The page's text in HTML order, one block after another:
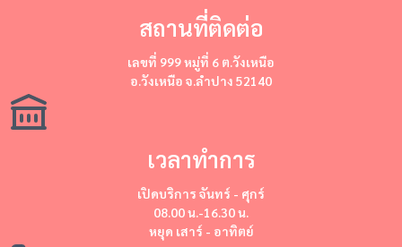
สถานที่ติดต่อ
​​เลขที่ 999 หมู่ที่ 6 ต.วังเหนือ
อ.วังเหนือ จ.ลำปาง 52140
เวลาทำการ
เปิดบริการ จันทร์ - ศุกร์
08.00 น.-16.30 น.
หยุด เสาร์ - อาทิตย์